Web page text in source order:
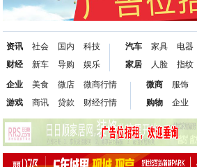
资讯
财经
社会
新车
国内
导购
科技
娱乐
汽车
家居
家具
人脸
电器
指纹
企业
游戏
美食
商讯
微店
贷款
微商行情
财经行情
微商
购物
服饰
企业